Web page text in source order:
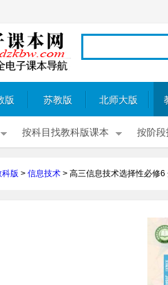
版 苏教版 北师大版
按科目找教科版课本 按阶段
科版 > 信息技术 > 高三信息技术选择性必修